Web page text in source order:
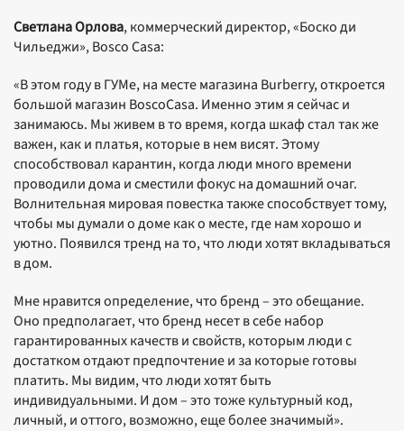
Светлана Орлова, коммерческий директор, «Боско ди
Чильеджи», Bosco Casa:
«В этом году в ГУМе, на месте магазина Burberry, откроется
большой магазин BoscoCasa. Именно этим я сейчас и
занимаюсь. Мы живем в то время, когда шкаф стал так же
важен, как и платья, которые в нем висят. Этому
способствовал карантин, когда люди много времени
проводили дома и сместили фокус на домашний очаг.
Волнительная мировая повестка также способствует тому,
чтобы мы думали о доме как о месте, где нам хорошо и
уютно. Появился тренд на то, что люди хотят вкладываться
в дом.
Мне нравится определение, что бренд – это обещание.
Оно предполагает, что бренд несет в себе набор
гарантированных качеств и свойств, которым люди с
достатком отдают предпочтение и за которые готовы
платить. Мы видим, что люди хотят быть
индивидуальными. И дом – это тоже культурный код,
личный, и оттого, возможно, еще более значимый».